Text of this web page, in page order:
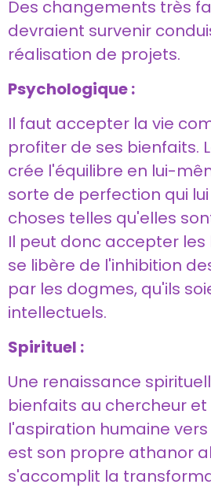
Des changements très
devraient survenir
réalisation de projets.
Psychologique :
Il faut accepter la vie
profiter de ses bienfaits.
crée l'équilibre en lui-
sorte de perfection qui
choses telles qu'elles
Il peut donc accepter
se libère de l'inhibition
par les dogmes, qu'ils
intellectuels.
Spirituel :
Une renaissance
bienfaits au chercheur
l'aspiration humaine vers
est son propre athanor
s'accomplit la